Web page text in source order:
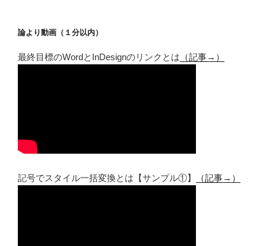
論より動画（１分以内）
最終目標のWordとInDesignのリンクとは （記事→）
記号でスタイル一括変換とは【サンプル①】 （記事→）